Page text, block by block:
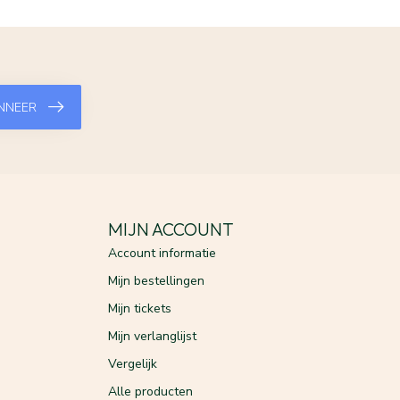
MIJN ACCOUNT
Account informatie
Mijn bestellingen
Mijn tickets
Mijn verlanglijst
Vergelijk
Alle producten